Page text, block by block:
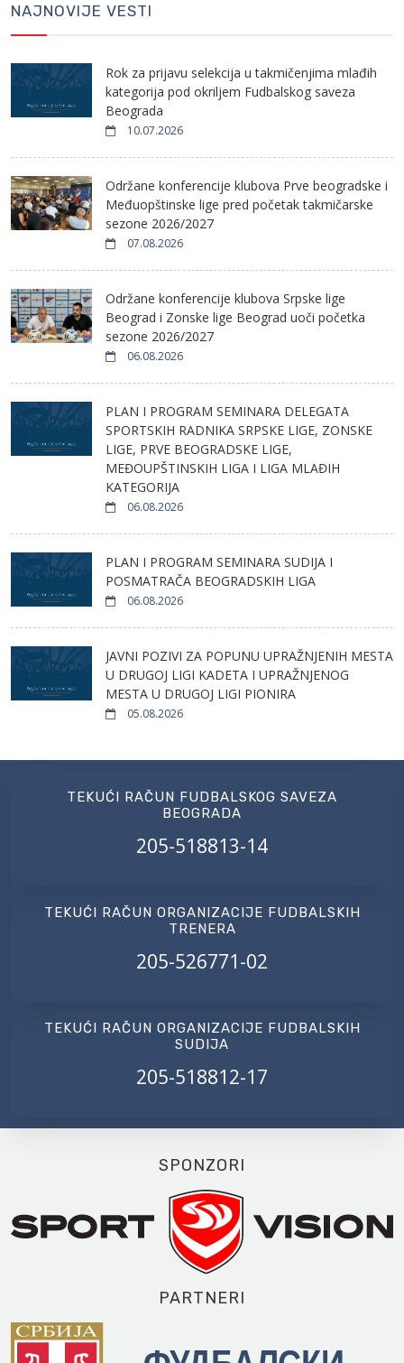
NAJNOVIJE VESTI
Rok za prijavu selekcija u takmičenjima mlađih
kategorija pod okriljem Fudbalskog saveza
Beograda
10.07.2026
Održane konferencije klubova Prve beogradske i
Međuopštinske lige pred početak takmičarske
sezone 2026/2027
07.08.2026
Održane konferencije klubova Srpske lige
Beograd i Zonske lige Beograd uoči početka
sezone 2026/2027
06.08.2026
PLAN I PROGRAM SEMINARA DELEGATA
SPORTSKIH RADNIKA SRPSKE LIGE, ZONSKE
LIGE, PRVE BEOGRADSKE LIGE,
MEĐOUPŠTINSKIH LIGA I LIGA MLAĐIH
KATEGORIJA
06.08.2026
PLAN I PROGRAM SEMINARA SUDIJA I
POSMATRAČA BEOGRADSKIH LIGA
06.08.2026
JAVNI POZIVI ZA POPUNU UPRAŽNJENIH MESTA
U DRUGOJ LIGI KADETA I UPRAŽNJENOG
MESTA U DRUGOJ LIGI PIONIRA
05.08.2026
TEKUĆI RAČUN FUDBALSKOG SAVEZA
BEOGRADA
205-518813-14
TEKUĆI RAČUN ORGANIZACIJE FUDBALSKIH
TRENERA
205-526771-02
TEKUĆI RAČUN ORGANIZACIJE FUDBALSKIH
SUDIJA
205-518812-17
SPONZORI
PARTNERI